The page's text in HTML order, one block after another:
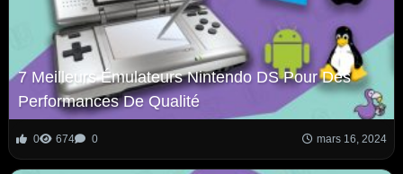
7 Meilleurs Émulateurs Nintendo DS Pour Des
Performances De Qualité
0 674 0 mars 16, 2024